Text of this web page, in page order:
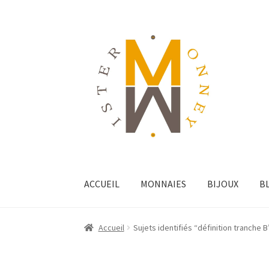
ACCUEIL MONNAIES BIJOUX
Accueil Sujets identifiés “définition tranche